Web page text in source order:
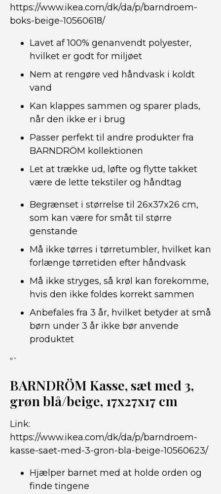
https://www.ikea.com/dk/da/p/barndroem-
boks-beige-10560618/
Lavet af 100% genanvendt polyester,
hvilket er godt for miljøet
Nem at rengøre ved håndvask i koldt
vand
Kan klappes sammen og sparer plads,
når den ikke er i brug
Passer perfekt til andre produkter fra
BARNDRÖM kollektionen
Let at trække ud, løfte og flytte takket
være de lette tekstiler og håndtag
Begrænset i størrelse til 26x37x26 cm,
som kan være for småt til større
genstande
Må ikke tørres i tørretumbler, hvilket kan
forlænge tørretiden efter håndvask
Må ikke stryges, så krøl kan forekomme,
hvis den ikke foldes korrekt sammen
Anbefales fra 3 år, hvilket betyder at små
børn under 3 år ikke bør anvende
produktet
“`
BARNDRÖM Kasse, sæt med 3,
grøn blå/beige, 17x27x17 cm
Link:
https://www.ikea.com/dk/da/p/barndroem-
kasse-saet-med-3-gron-bla-beige-10560623/
Hjælper barnet med at holde orden og
finde tingene